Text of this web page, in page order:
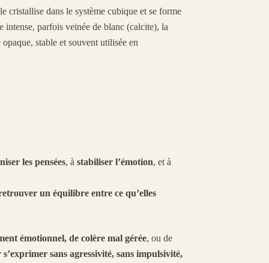
cristallise dans le système cubique et se forme
intense, parfois veinée de blanc (calcite), la
stable et souvent utilisée en
les pensées, àstabiliser l’émotion, et à
un équilibre entre ce qu’elles
émotionnel, de colère mal gérée, ou de
sans agressivité, sans impulsivité,